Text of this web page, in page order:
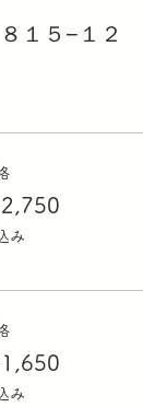
１５−１２
2,750
み
1,650
み